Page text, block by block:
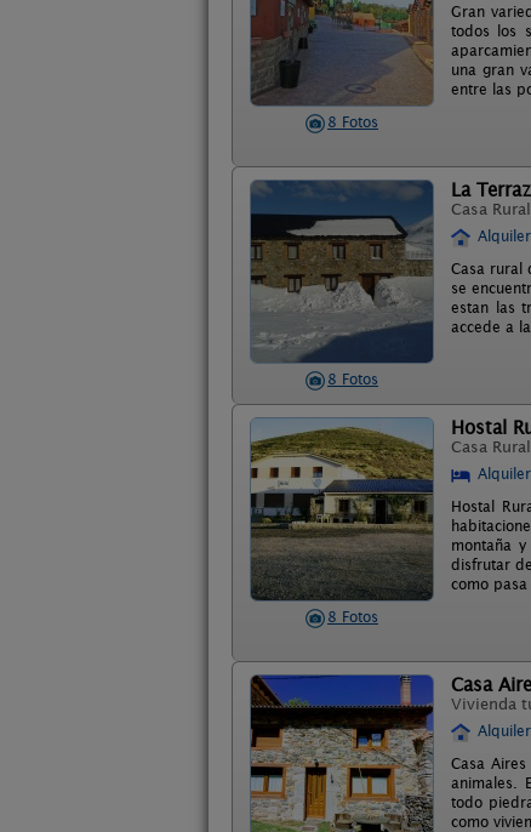
8 Fotos
Gran
todos los
una gran
entre las
8 Fotos
La
Casa
Casa rural
se
estan las
accede a
8 Fotos
Hostal
Casa
Hostal
montaña
disfrutar
como
Casa
Vivienda
Casa
animales.
todo
como